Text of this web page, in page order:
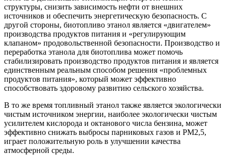
структуры, снизить зависимость нефти от внешних
источников и обеспечить энергетическую безопасность. С
другой стороны, биотопливо этанол является «двигателем»
производства продуктов питания и «регулирующим
клапаном» продовольственной безопасности. Производство и
переработка этанола для биотоплива может помочь
стабилизировать производство продуктов питания и является
единственным реальным способом решения «проблемных
продуктов питания», который может эффективно
способствовать здоровому развитию сельского хозяйства.
В то же время топливный этанол также является экологически
чистым источником энергии, наиболее экологически чистым
усилителем кислорода и октанового числа бензина, может
эффективно снижать выбросы парниковых газов и PM2,5,
играет положительную роль в улучшении качества
атмосферной среды.